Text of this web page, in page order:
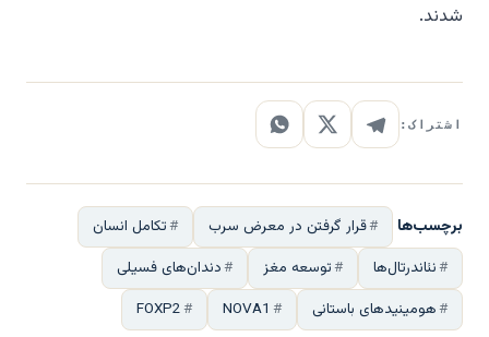
شدند.
اشتراک:
برچسب‌ها قرار گرفتن در معرض سرب
تکامل انسان
نئاندرتال‌ها
توسعه مغز
دندان‌های فسیلی
هومینیدهای باستانی
NOVA1
FOXP2